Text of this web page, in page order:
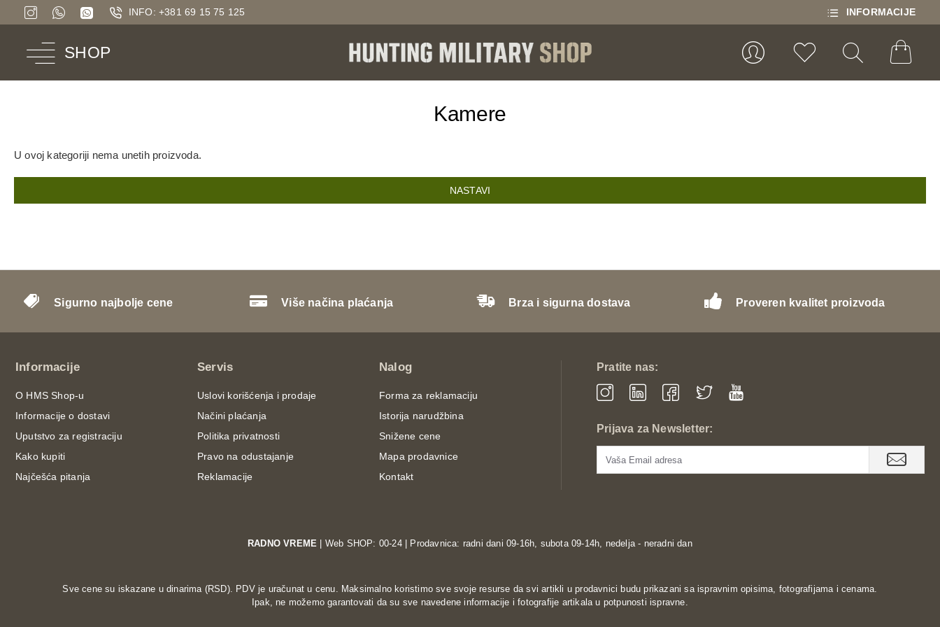
INFO: +381 69 15 75 125 INFORMACIJE
SHOP
Kamere
U ovoj kategoriji nema unetih proizvoda.
NASTAVI
Sigurno najbolje cene Više načina plaćanja Brza i sigurna dostava Proveren kvalitet proizvoda
Informacije
O HMS Shop-u
Informacije o dostavi
Uputstvo za registraciju
Kako kupiti
Najčešća pitanja
Servis
Uslovi korišćenja i prodaje
Načini plaćanja
Politika privatnosti
Pravo na odustajanje
Reklamacije
Nalog
Forma za reklamaciju
Istorija narudžbina
Snižene cene
Mapa prodavnice
Kontakt
Pratite nas:
Prijava za Newsletter:
RADNO VREME | Web SHOP: 00-24 | Prodavnica: radni dani 09-16h, subota 09-14h, nedelja - neradni dan
Sve cene su iskazane u dinarima (RSD). PDV je uračunat u cenu. Maksimalno koristimo sve svoje resurse da svi artikli u prodavnici budu prikazani sa ispravnim opisima, fotografijama i cenama.
Ipak, ne možemo garantovati da su sve navedene informacije i fotografije artikala u potpunosti ispravne.